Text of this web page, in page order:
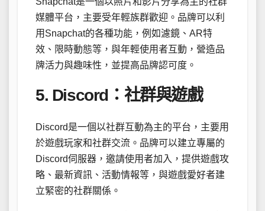
媒體平台，主要受年輕族群歡迎。品牌可以利
用Snapchat的各種功能，例如濾鏡、AR特
效、限時動態等，與年輕使用者互動，營造品
牌活力與趣味性，並提高品牌認可度。
5. Discord：社群與遊戲
Discord是一個以社群互動為主的平台，主要用
於遊戲玩家和社群交流。品牌可以建立專屬的
Discord伺服器，邀請使用者加入，提供遊戲攻
略、最新資訊、活動情報等，與遊戲愛好者建
立緊密的社群關係。